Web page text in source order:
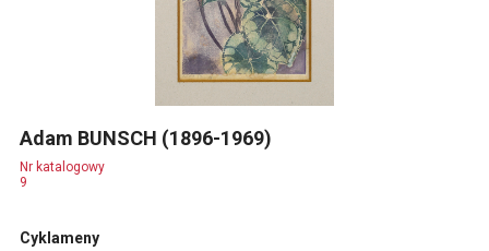
Adam BUNSCH (1896-1969)
Nr katalogowy
9
Cyklameny